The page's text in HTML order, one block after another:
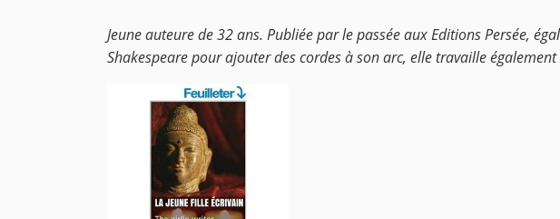
Jeune auteure de 32 ans. Publiée par le passée aux Editions Persée,
Shakespeare pour ajouter des cordes à son arc, elle travaille